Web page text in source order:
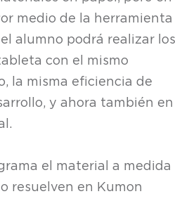
medio de la herramienta
alumno podrá realizar los
con el mismo
la misma eficiencia de
y ahora también en
el material a medida
resuelven en Kumon